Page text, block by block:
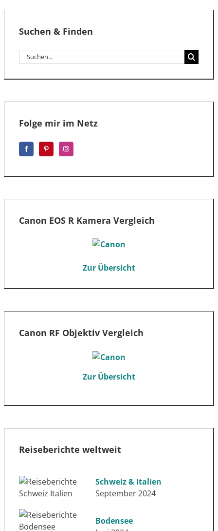
Suchen & Finden
Suche
nach:
Folge mir im Netz
Canon EOS R Kamera Vergleich
Zur Übersicht
Canon RF Objektiv Vergleich
Zur Übersicht
Reiseberichte weltweit
Schweiz & Italien
September 2024
Bodensee